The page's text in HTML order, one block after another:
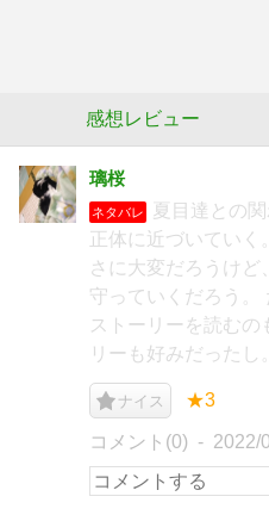
感想レビュー
璃桜
ネタバレ
夏目達との
正体に近づいていく
さに大変だろうけど
守っていくだろう。
ストーリーを読むの
リーも好みだったし。
ナイス ★3
コメント(0) 2022/